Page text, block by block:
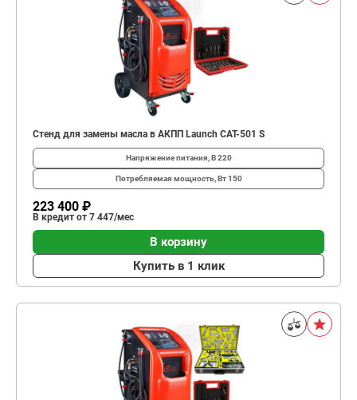
Стенд для замены масла в АКПП Launch CAT-501 S
Напряжение питания, В220
Потребляемая мощность, Вт150
223 400 ₽
В кредит от 7 447/мес
В корзину
Купить в 1 клик